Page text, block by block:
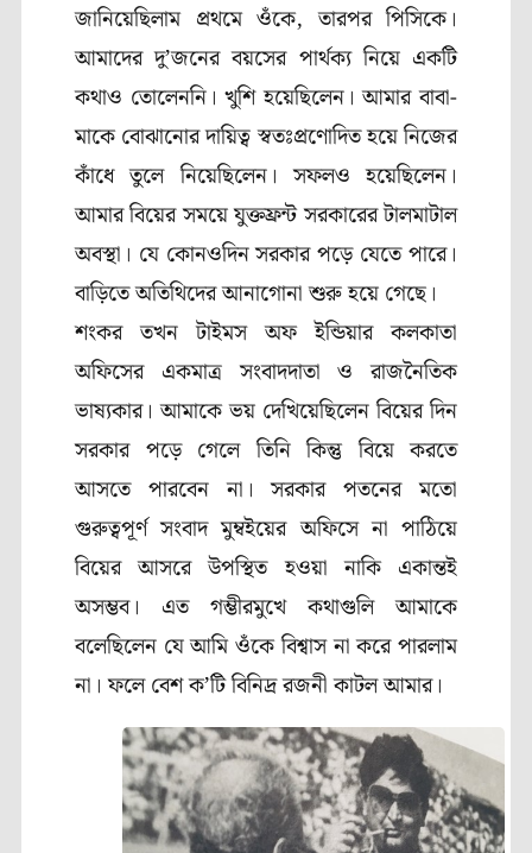
জানিয়েছিলাম প্রথমে ওঁকে, তারপর পিসিকে।
আমাদের দু’জনের বয়সের পার্থক্য নিয়ে একটি
কথাও তোলেননি। খুশি হয়েছিলেন। আমার বাবা-
মাকে বোঝানোর দায়িত্ব স্বতঃপ্রণোদিত হয়ে নিজের
কাঁধে তুলে নিয়েছিলেন। সফলও হয়েছিলেন।
আমার বিয়ের সময়ে যুক্তফ্রন্ট সরকারের টালমাটাল
অবস্থা। যে কোনওদিন সরকার পড়ে যেতে পারে।
বাড়িতে অতিথিদের আনাগোনা শুরু হয়ে গেছে।
শংকর তখন টাইমস অফ ইন্ডিয়ার কলকাতা
অফিসের একমাত্র সংবাদদাতা ও রাজনৈতিক
ভাষ্যকার। আমাকে ভয় দেখিয়েছিলেন বিয়ের দিন
সরকার পড়ে গেলে তিনি কিন্তু বিয়ে করতে
আসতে পারবেন না। সরকার পতনের মতো
গুরুত্বপূর্ণ সংবাদ মুম্বইয়ের অফিসে না পাঠিয়ে
বিয়ের আসরে উপস্থিত হওয়া নাকি একান্তই
অসম্ভব। এত গম্ভীরমুখে কথাগুলি আমাকে
বলেছিলেন যে আমি ওঁকে বিশ্বাস না করে পারলাম
না। ফলে বেশ ক’টি বিনিদ্র রজনী কাটল আমার।